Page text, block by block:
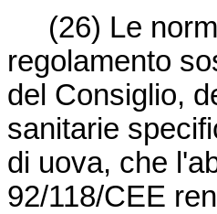
(26) Le
regolamento
del Consiglio,
sanitarie
di uova, che
92/118/CEE